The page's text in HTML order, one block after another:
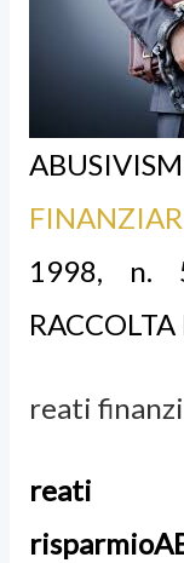
1998, n.
reati
reati